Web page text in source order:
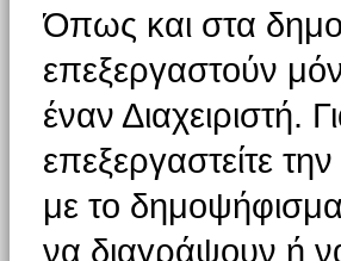
Όπως και στα
επεξεργαστούν
έναν Διαχειριστή.
επεξεργαστείτε
με το
να διαγράψουν ή